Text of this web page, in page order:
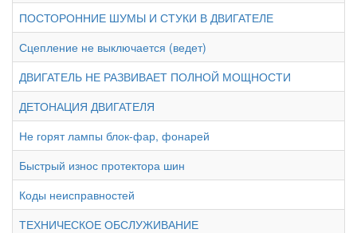
ПОСТОРОННИЕ ШУМЫ И СТУКИ В ДВИГАТЕЛЕ
Сцепление не выключается (ведет)
ДВИГАТЕЛЬ НЕ РАЗВИВАЕТ ПОЛНОЙ МОЩНОСТИ
ДЕТОНАЦИЯ ДВИГАТЕЛЯ
Не горят лампы блок-фар, фонарей
Быстрый износ протектора шин
Коды неисправностей
ТЕХНИЧЕСКОЕ ОБСЛУЖИВАНИЕ